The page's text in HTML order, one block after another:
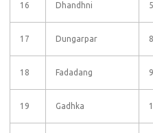
16 Dhandhni
17 Dungarpar
18 Fadadang
19 Gadhka